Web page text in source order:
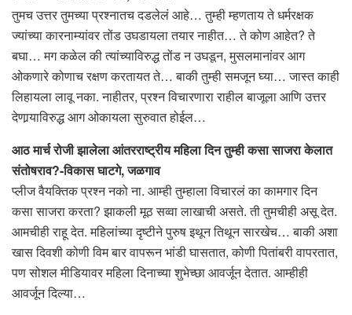
तुमच उत्तर तुमच्या प्रश्नातच दडलेलं आहे… तुम्ही म्हणताय ते धर्मरक्षक
ज्यांच्या कारनाम्यांवर तोंड उघडायला तयार नाहीत… ते कोण आहेत? ते
बघा… मग कळेल की त्यांच्याविरुद्ध तोंड न उघडून, मुसलमानांवर आग
ओकणारे कोणाच रक्षण करतायत ते… बाकी तुम्ही समजून घ्या… जास्त काही
लिहायला लावू नका. नाहीतर, प्रश्न विचारणारा राहील बाजूला आणि उत्तर
देणार्‍याविरुद्ध आग ओकायला सुरुवात होईल…
आठ मार्च रोजी झालेला आंतरराष्ट्रीय महिला दिन तुम्ही कसा साजरा केलात
संतोषराव?-विकास घाटगे, जळगाव
प्लीज वैयक्तिक प्रश्न नको ना. आम्ही तुम्हाला विचारलं का कामगार दिन
कसा साजरा करता? झाकली मूठ सव्वा लाखाची असते. ती तुमचीही असू देत.
आमचीही राहू देत. महिलांच्या दृष्टीने पुरुष इथून तिथून सारखेच… बाकी अशा
खास दिवशी कोणी विम बार वापरून भांडी घासतात, कोणी पितांबरी वापरतात,
पण सोशल मीडियावर महिला दिनाच्या शुभेच्छा आवर्जून देतात. आम्हीही
आवर्जून दिल्या…